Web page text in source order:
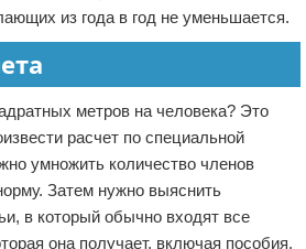
из года в год не уменьшается.
метров на человека? Это
расчет по специальной
умножить количество членов
Затем нужно выяснить
в который обычно входят все
она получает, включая пособия.